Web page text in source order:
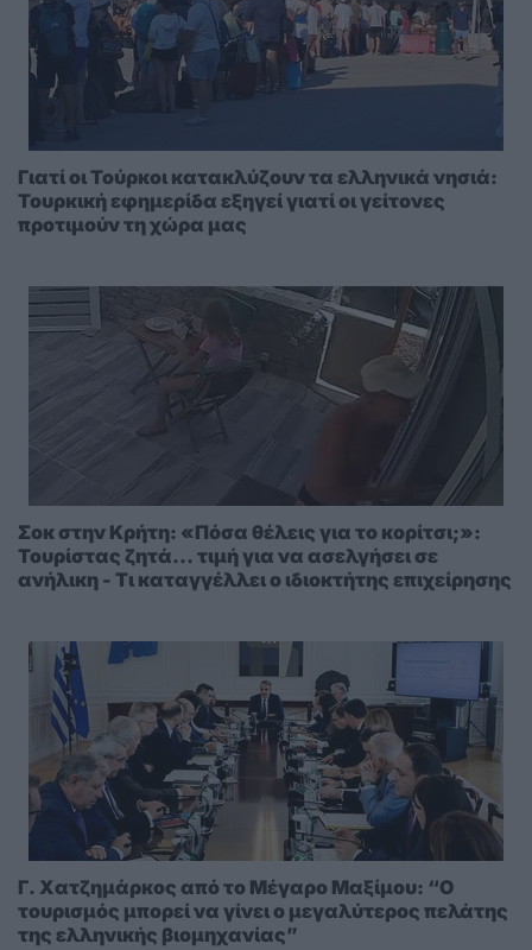
Γιατί οι Τούρκοι κατακλύζουν τα ελληνικά νησιά:
Τουρκική εφημερίδα εξηγεί γιατί οι γείτονες
προτιμούν τη χώρα μας
Σοκ στην Κρήτη: «Πόσα θέλεις για το κορίτσι;»:
Τουρίστας ζητά... τιμή για να ασελγήσει σε
ανήλικη - Τι καταγγέλλει ο ιδιοκτήτης επιχείρησης
Γ. Χατζημάρκος από το Μέγαρο Μαξίμου: “Ο
τουρισμός μπορεί να γίνει ο μεγαλύτερος πελάτης
της ελληνικής βιομηχανίας”